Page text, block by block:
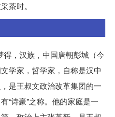
茶时。
，汉族，中国唐朝彭城（今
学家，哲学家，自称是汉中
是王叔文政治改革集团的一
“诗豪”之称。他的家庭是一